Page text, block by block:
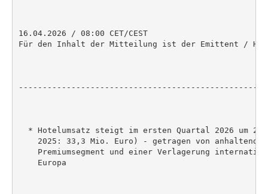
16.04.2026 / 08:00 CET/CEST
Für den Inhalt der Mitteilung ist der Emittent /
* Hotelumsatz steigt im ersten Quartal 2026 um 25
2025: 33,3 Mio. Euro) - getragen von anhaltend
Premiumsegment und einer Verlagerung
    Europa